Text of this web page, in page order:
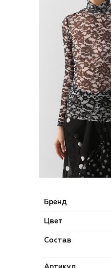
Бренд
Цвет
Состав